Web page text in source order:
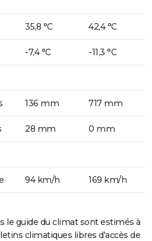
35,8 °C 42,4 °C
-7,4 °C -11,3 °C
136 mm 717 mm
28 mm 0 mm
94 km/h 169 km/h
le guide du climat sont estimés à
climatiques libres d'accès de